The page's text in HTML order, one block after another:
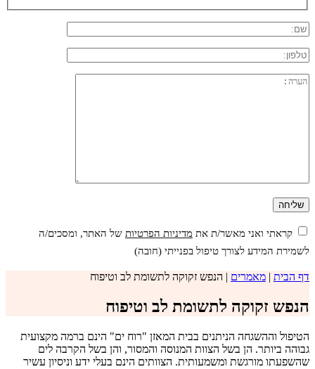
קראתי ואני מאשר/ת את מדיניות הפרטיות של האתר, ומסכים/ה
לשמירת המידע לצורך טיפול בפנייתי (חובה)
דף הבית | מאמרים | הנפש זקוקה לתשומת לב וטיפוח
הנפש זקוקה לתשומת לב וטיפוח
הטיפול וההשגחה הניתנים בבית המאזן "רוח ים" הינם ברמה מקצועית
גבוהה ביותר. הן בשל הצוות המנוסה והמסור, והן בשל הקרבה לים
שהשפעתו מורגשת ומשמעותית. הצוותים הינם בעלי ידע וניסיון עשיר